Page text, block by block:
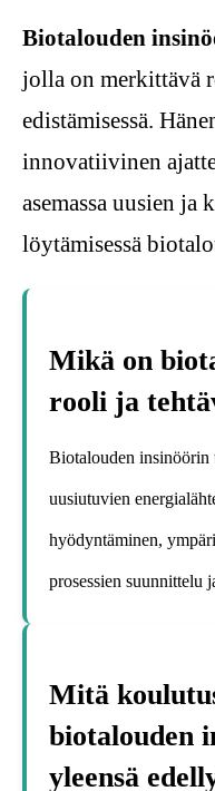
Biotalouden
jolla on merkittävä
edistämisessä.
innovatiivinen
asemassa uusien ja
löytämisessä
Mikä on
rooli ja
Biotalouden
uusiutuvien
hyödyntäminen,
prosessien suunnittelu
Mitä
biotalouden
yleensä